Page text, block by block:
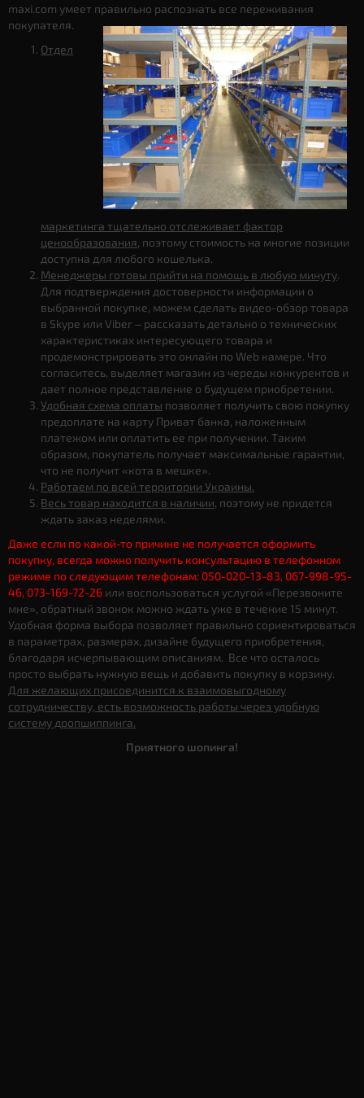
maxi.com умеет правильно распознать все переживания
покупателя.
Отдел
маркетинга тщательно отслеживает фактор
ценообразования, поэтому стоимость на многие позиции
доступна для любого кошелька.
Менеджеры готовы прийти на помощь в любую минуту.
Для подтверждения достоверности информации о
выбранной покупке, можем сделать видео-обзор товара
в Skype или Viber – рассказать детально о технических
характеристиках интересующего товара и
продемонстрировать это онлайн по Web камере. Что
согласитесь, выделяет магазин из череды конкурентов и
дает полное представление о будущем приобретении.
Удобная схема оплаты позволяет получить свою покупку
предоплате на карту Приват банка, наложенным
платежом или оплатить ее при получении. Таким
образом, покупатель получает максимальные гарантии,
что не получит «кота в мешке».
Работаем по всей территории Украины.
Весь товар находится в наличии, поэтому не придется
ждать заказ неделями.
Даже если по какой-то причине не получается оформить
покупку, всегда можно получить консультацию в телефонном
режиме по следующим телефонам: 050-020-13-83, 067-998-95-
46, 073-169-72-26 или воспользоваться услугой «Перезвоните
мне», обратный звонок можно ждать уже в течение 15 минут.
Удобная форма выбора позволяет правильно сориентироваться
в параметрах, размерах, дизайне будущего приобретения,
благодаря исчерпывающим описаниям. Все что осталось
просто выбрать нужную вещь и добавить покупку в корзину.
Для желающих присоединится к взаимовыгодному
сотрудничеству, есть возможность работы через удобную
систему дропшиппинга.
Приятного шопинга!